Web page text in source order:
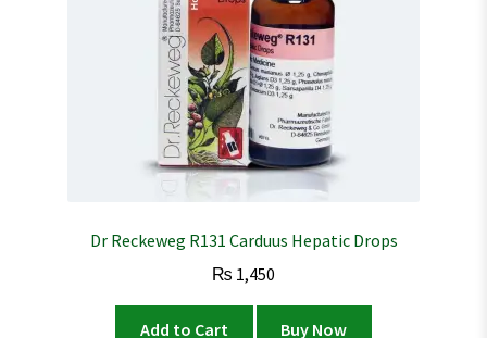
Dr Reckeweg R131 Carduus Hepatic Drops
₨ 1,450
Add to Cart Buy Now